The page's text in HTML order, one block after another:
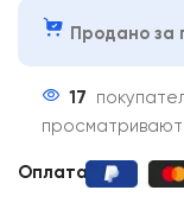
Продано за
17
Оплата: